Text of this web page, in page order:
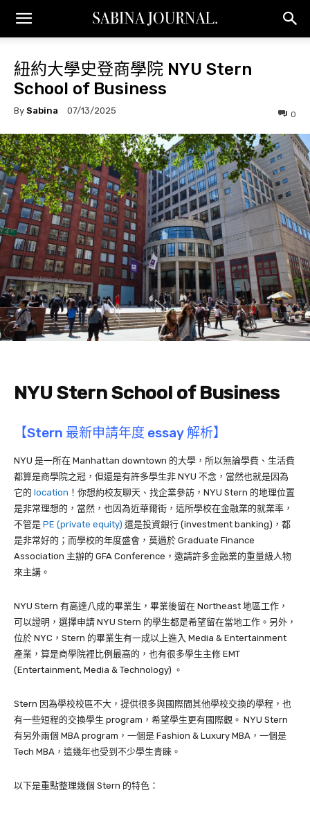
紐約大學史登商學院 NYU Stern
School of Business
By Sabina 07/13/2025 0
NYU Stern School of Business
【Stern 最新申請年度 essay 解析】
NYU 是一所在 Manhattan downtown 的大學，所以無論學費、生活費
都算是商學院之冠，但還是有許多學生非 NYU 不念，當然也就是因為
它的 location ！你想約校友聊天、找企業參訪，NYU Stern 的地理位置
是非常理想的，當然，也因為近華爾街，這所學校在金融業的就業率，
不管是 PE (private equity) 還是投資銀行 (investment banking)，都
是非常好的；而學校的年度盛會，莫過於 Graduate Finance
Association 主辦的 GFA Conference，邀請許多金融業的重量級人物
來主講。
NYU Stern 有高達八成的畢業生，畢業後留在 Northeast 地區工作，
可以證明，選擇申請 NYU Stern 的學生都是希望留在當地工作。另外，
位於 NYC，Stern 的畢業生有一成以上進入 Media & Entertainment
產業，算是商學院裡比例最高的，也有很多學生主修 EMT
(Entertainment, Media & Technology) 。
Stern 因為學校校區不大，提供很多與國際間其他學校交換的學程，也
有一些短程的交換學生 program，希望學生更有國際觀。 NYU Stern
有另外兩個 MBA program，一個是 Fashion & Luxury MBA，一個是
Tech MBA，這幾年也受到不少學生青睞。
以下是重點整理幾個 Stern 的特色：